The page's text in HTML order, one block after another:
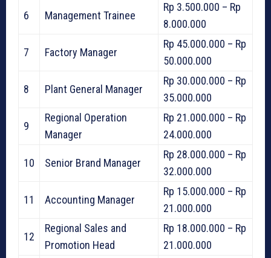
6 Management Trainee
Rp 3.500.000 – Rp
8.000.000
7 Factory Manager
Rp 45.000.000 – Rp
50.000.000
8 Plant General Manager
Rp 30.000.000 – Rp
35.000.000
9
Regional Operation
Manager
Rp 21.000.000 – Rp
24.000.000
10 Senior Brand Manager
Rp 28.000.000 – Rp
32.000.000
11 Accounting Manager
Rp 15.000.000 – Rp
21.000.000
12
Regional Sales and
Promotion Head
Rp 18.000.000 – Rp
21.000.000